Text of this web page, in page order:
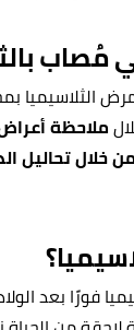
الثلاسيميا
ملاحظة
خلال تحاليل
فورًا بعد